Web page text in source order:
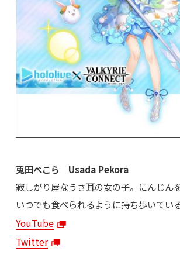
兎田ぺこら Usada Pekora
寂しがり屋なうさ耳の女の子。にんじん
いつでも食べられるように持ち歩いている
YouTube
Twitter